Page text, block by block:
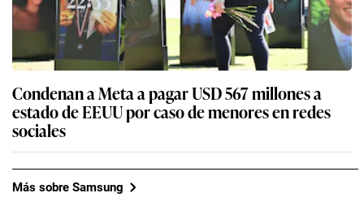
Condenan a Meta a pagar USD 567 millones a
estado de EEUU por caso de menores en redes
sociales
Más sobre Samsung